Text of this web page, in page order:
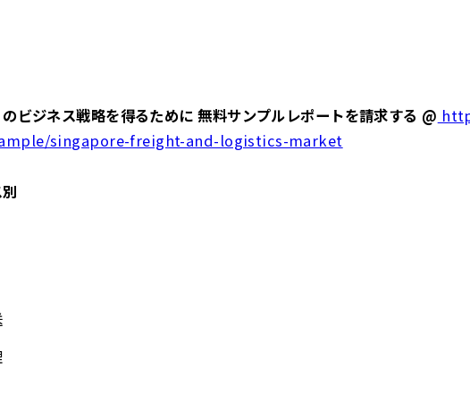
ビジネス戦略を得るために 無料サンプルレポートを請求する @
singapore-freight-and-logistics-market